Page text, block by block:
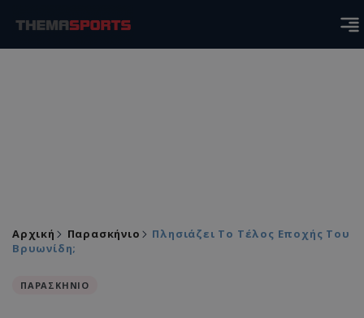
Αρχική Παρασκήνιο
Πλησιάζει Το Τέλος Εποχής Του
Βρυωνίδη;
ΠΑΡΑΣΚΗΝΙΟ